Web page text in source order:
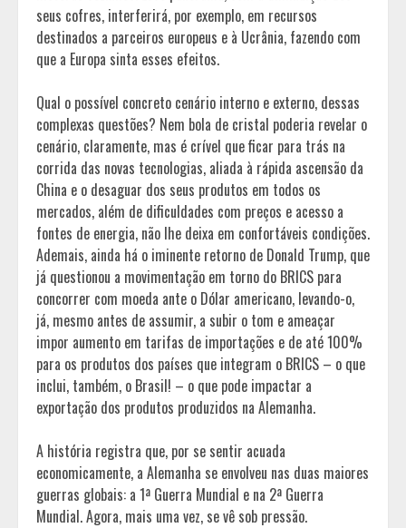
seus cofres, interferirá, por exemplo, em recursos
destinados a parceiros europeus e à Ucrânia, fazendo com
que a Europa sinta esses efeitos.
Qual o possível concreto cenário interno e externo, dessas
complexas questões? Nem bola de cristal poderia revelar o
cenário, claramente, mas é crível que ficar para trás na
corrida das novas tecnologias, aliada à rápida ascensão da
China e o desaguar dos seus produtos em todos os
mercados, além de dificuldades com preços e acesso a
fontes de energia, não lhe deixa em confortáveis condições.
Ademais, ainda há o iminente retorno de Donald Trump, que
já questionou a movimentação em torno do BRICS para
concorrer com moeda ante o Dólar americano, levando-o,
já, mesmo antes de assumir, a subir o tom e ameaçar
impor aumento em tarifas de importações e de até 100%
para os produtos dos países que integram o BRICS – o que
inclui, também, o Brasil! – o que pode impactar a
exportação dos produtos produzidos na Alemanha.
A história registra que, por se sentir acuada
economicamente, a Alemanha se envolveu nas duas maiores
guerras globais: a 1ª Guerra Mundial e na 2ª Guerra
Mundial. Agora, mais uma vez, se vê sob pressão.